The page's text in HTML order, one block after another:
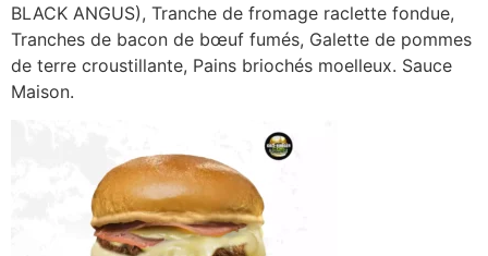
BLACK ANGUS), Tranche de fromage raclette fondue,
Tranches de bacon de bœuf fumés, Galette de pommes
de terre croustillante, Pains briochés moelleux. Sauce
Maison.